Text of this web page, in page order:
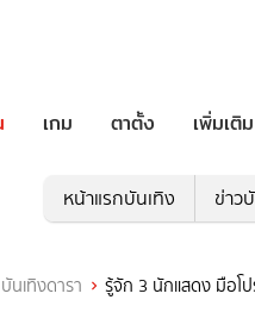
เกม ตาตั้ง เพิ่มเติม
หน้าแรกบันเทิง ข่าว
นเทิงดารา รู้จัก 3 นักแสดง มือโ